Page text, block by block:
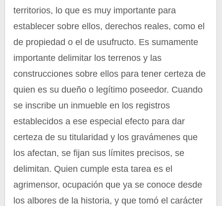
territorios, lo que es muy importante para
establecer sobre ellos, derechos reales, como el
de propiedad o el de usufructo. Es sumamente
importante delimitar los terrenos y las
construcciones sobre ellos para tener certeza de
quien es su dueño o legítimo poseedor. Cuando
se inscribe un inmueble en los registros
establecidos a ese especial efecto para dar
certeza de su titularidad y los gravámenes que
los afectan, se fijan sus límites precisos, se
delimitan. Quien cumple esta tarea es el
agrimensor, ocupación que ya se conoce desde
los albores de la historia, y que tomó el carácter